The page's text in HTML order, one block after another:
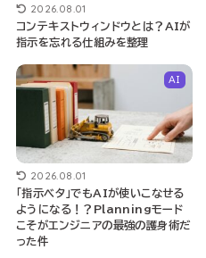
2026.08.01
コンテキストウィンドウとは？AIが
指示を忘れる仕組みを整理
AI
2026.08.01
「指示ベタ」でもAIが使いこなせる
ようになる！？Planningモード
こそがエンジニアの最強の護身術だ
った件